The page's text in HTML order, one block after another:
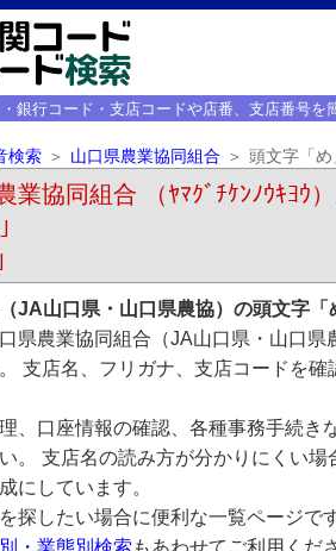
銀行コード・支店コードや店番、支店番号を
検索 山口県農業協同組合 頭文字「
業協同組合 （ﾔﾏｸﾞﾁｹﾝﾉｳｷﾖｳ）
JA山口県・山口県農協）の頭文字「
県農業協同組合（JA山口県・山口
支店名、フリガナ、支店コードを
、口座情報の確認、各種事務手続き
。 支店名の読み方が分かりにくい
にしています。
探したい場合に便利な一覧ページで
・業態別検索 もあわせてご利用くだ